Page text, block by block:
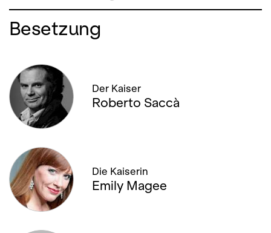
Besetzung
Der Kaiser
Roberto Saccà
Die Kaiserin
Emily Magee